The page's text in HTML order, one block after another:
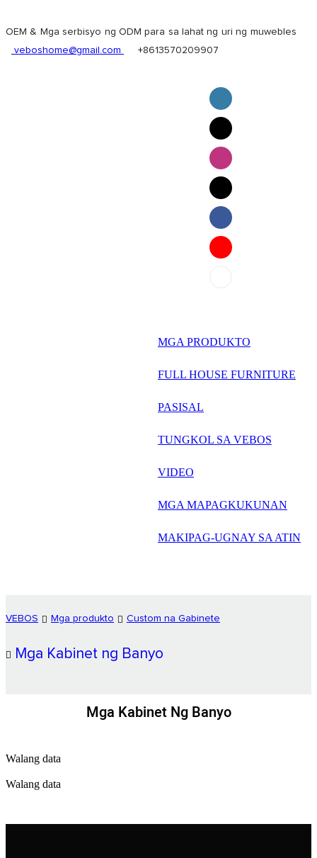
OEM & Mga serbisyo ng ODM para sa lahat ng uri ng muwebles
veboshome@gmail.com
+8613570209907
English
Pilipino
ภาษาไทย
français
العربية
MGA PRODUKTO
FULL HOUSE FURNITURE
PASISAL
TUNGKOL SA VEBOS
VIDEO
MGA MAPAGKUKUNAN
MAKIPAG-UGNAY SA ATIN
VEBOS Mga produkto Custom na Gabinete
Mga Kabinet ng Banyo
Mga Kabinet Ng Banyo
Walang data
Walang data